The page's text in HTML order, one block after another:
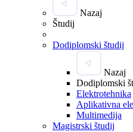
Nazaj
Študij
Dodiplomski študij
Nazaj
Dodiplomski
Elektrotehnika
Aplikativna
Multimedija
Magistrski študij